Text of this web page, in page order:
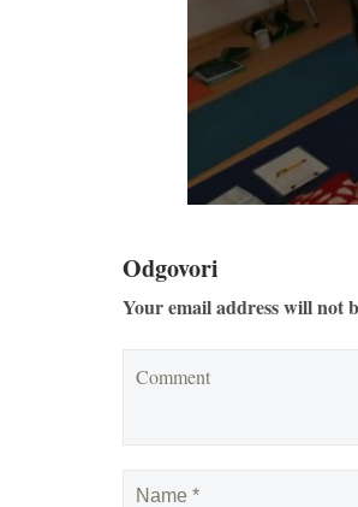
Odgovori
Your email address will not